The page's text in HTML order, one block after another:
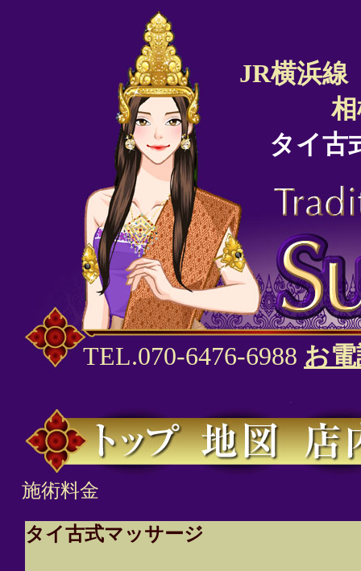
JR横浜線
タイ古
TEL.070-6476-6988 お
施術料金
タイ古式マッサージ